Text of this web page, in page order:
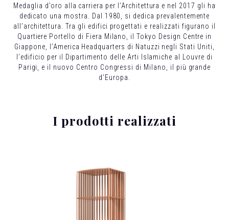
Medaglia d’oro alla carriera per l’Architettura e nel 2017 gli ha
dedicato una mostra. Dal 1980, si dedica prevalentemente
all’architettura. Tra gli edifici progettati e realizzati figurano il
Quartiere Portello di Fiera Milano, il Tokyo Design Centre in
Giappone, l’America Headquarters di Natuzzi negli Stati Uniti,
l’edificio per il Dipartimento delle Arti Islamiche al Louvre di
Parigi, e il nuovo Centro Congressi di Milano, il più grande
d’Europa.
I prodotti realizzati